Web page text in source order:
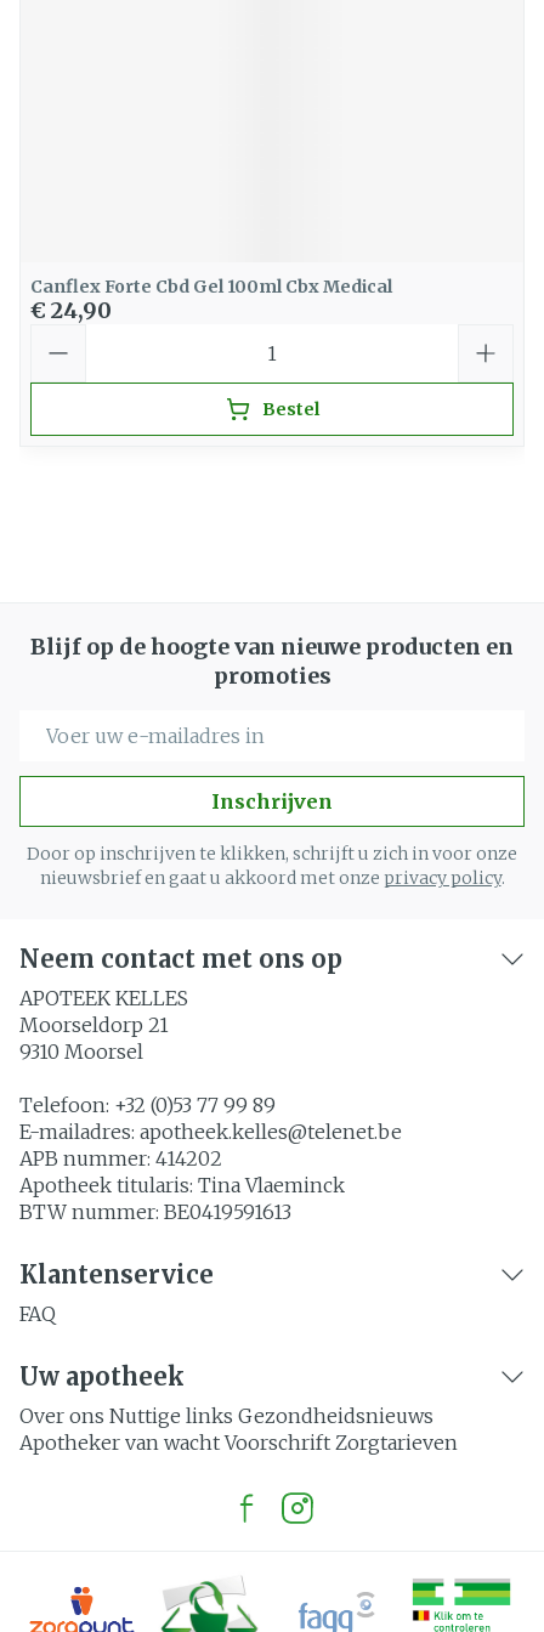
Canflex Forte Cbd Gel 100ml Cbx Medical
€ 24,90
Bestel
Blijf op de hoogte van nieuwe producten en
promoties
Inschrijven
Door op inschrijven te klikken, schrijft u zich in voor onze
nieuwsbrief en gaat u akkoord met onze privacy policy.
Neem contact met ons op
APOTEEK KELLES
Moorseldorp 21
9310 Moorsel
Telefoon: +32 (0)53 77 99 89
E-mailadres: apotheek.kelles@telenet.be
APB nummer: 414202
Apotheek titularis: Tina Vlaeminck
BTW nummer: BE0419591613
Klantenservice
FAQ
Uw apotheek
Over ons Nuttige links Gezondheidsnieuws
Apotheker van wacht Voorschrift Zorgtarieven